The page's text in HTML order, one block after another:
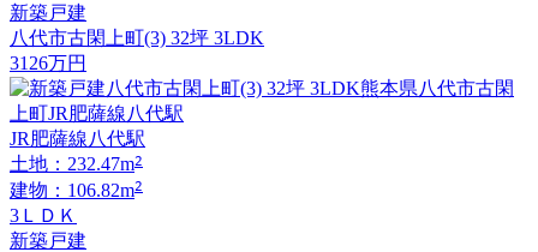
新築戸建
八代市古閑上町(3) 32坪 3LDK
3126万円
JR肥薩線八代駅
土地：232.47m2
建物：106.82m2
3ＬＤＫ
新築戸建